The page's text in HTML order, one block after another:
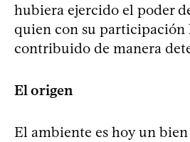
hubiera ejercido el poder
quien con su participación
contribuido de manera
El origen
El ambiente es hoy un